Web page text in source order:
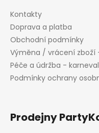
Kontakty
Doprava a platba
Obchodní podmínky
Výměna / vrácení zboží
Péče a údržba -
Podmínky ochrany
Prodejny